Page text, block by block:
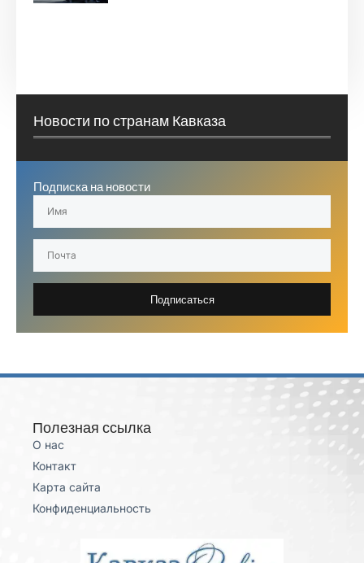
Новости по странам Кавказа
Подписка на новости
Подписаться
Полезная ссылка
О нас
Контакт
Карта сайта
Конфиденциальность